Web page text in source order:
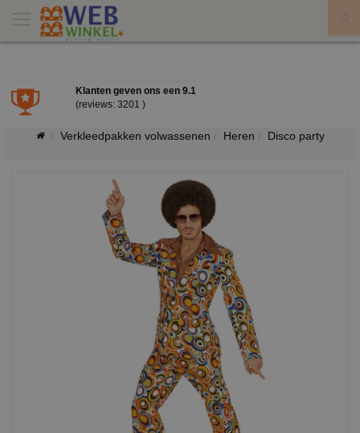
Klanten geven ons een 9.1
(reviews: 3201 )
Verkleedpakken volwassenen Heren Disco party